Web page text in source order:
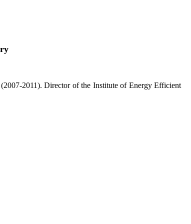
2011). Director of the Institute of Energy Efficient